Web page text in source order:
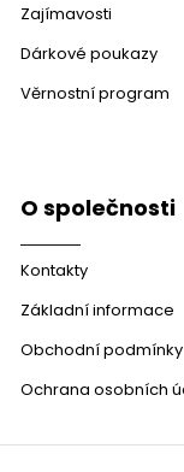
Zajímavosti
Dárkové poukazy
Věrnostní program
O společnosti
Kontakty
Základní informace
Obchodní podmínky
Ochrana osobních